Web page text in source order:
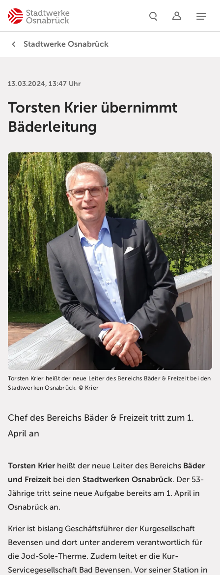
Stadtwerke Osnabrück
13.03.2024, 13:47 Uhr
Torsten Krier übernimmt
Bäderleitung
Torsten Krier heißt der neue Leiter des Bereichs Bäder & Freizeit bei den
Stadtwerken Osnabrück. © Krier
Chef des Bereichs Bäder & Freizeit tritt zum 1.
April an
Torsten Krier heißt der neue Leiter des Bereichs Bäder
und Freizeit bei den Stadtwerken Osnabrück. Der 53-
Jährige tritt seine neue Aufgabe bereits am 1. April in
Osnabrück an.
Krier ist bislang Geschäftsführer der Kurgesellschaft
Bevensen und dort unter anderem verantwortlich für
die Jod-Sole-Therme. Zudem leitet er die Kur-
Servicegesellschaft Bad Bevensen. Vor seiner Station in